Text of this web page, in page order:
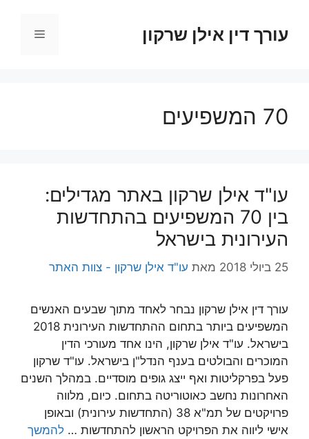
עורך דין אילן שרקון תפריט
70 המשפיעים
עו"ד אילן שרקון באתר מגדילים:
בין 70 המשפיעים בהתחדשות
העירונית בישראל
25 ביולי 2018 מאת עו"ד אילן שרקון - צוות האתר
עורך דין אילן שרקון נבחר לאחד מתוך שבעים האנשים
המשפיעים ביותר בתחום ההתחדשות העירונית 2018
בישראל. עו"ד אילן שרקון, הינו אחד מעורכי הדין
המוכרים והבולטים בענף הנדל"ן בישראל. עו"ד שרקון
פעל בפרקליטות ואף ייצג גופים מוסדיים. במהלך השנים
האחרונות נחשב כאוטוריטה בתחום. כיום, מלווה
פרויקטים של תמ"א 38 (התחדשות עירונית) ובאופן
אישי ליווה את הפרויקט הראשון להתחדשות … להמשך